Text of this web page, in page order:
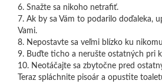
6. Snažte sa nikoho netrafiť.
7. Ak by sa Vám to podarilo doďaleka,
Vami.
8. Nepostavte sa veľmi blízko ku
9. Buďte ticho a nerušte ostatných pri
10. Neotáčajte sa zbytočne pred
Teraz spláchnite pisoár a opustite